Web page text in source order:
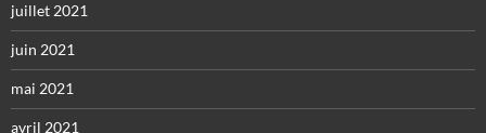
juillet 2021
juin 2021
mai 2021
avril 2021